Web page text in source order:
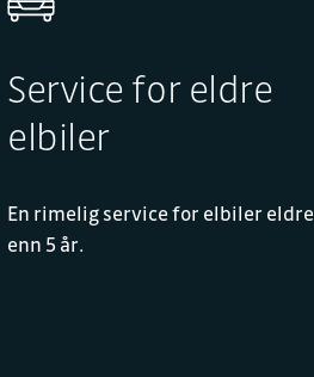
Service for eldre
elbiler
En rimelig service for elbiler eldre
enn 5 år.